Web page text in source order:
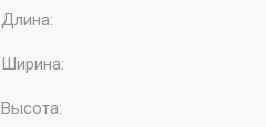
Длина:
Ширина:
Высота: